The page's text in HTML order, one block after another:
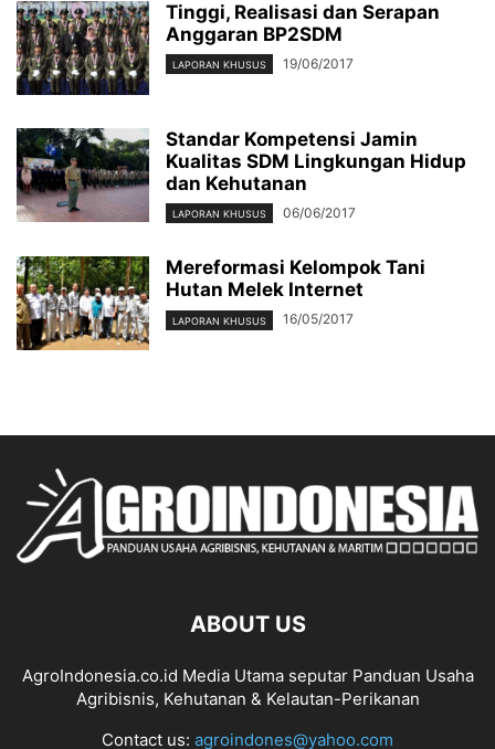
Tinggi, Realisasi dan Serapan
Anggaran BP2SDM
LAPORAN KHUSUS 19/06/2017
Standar Kompetensi Jamin
Kualitas SDM Lingkungan Hidup
dan Kehutanan
LAPORAN KHUSUS 06/06/2017
Mereformasi Kelompok Tani
Hutan Melek Internet
LAPORAN KHUSUS 16/05/2017
ABOUT US
AgroIndonesia.co.id Media Utama seputar Panduan Usaha
Agribisnis, Kehutanan & Kelautan-Perikanan
Contact us: agroindones@yahoo.com